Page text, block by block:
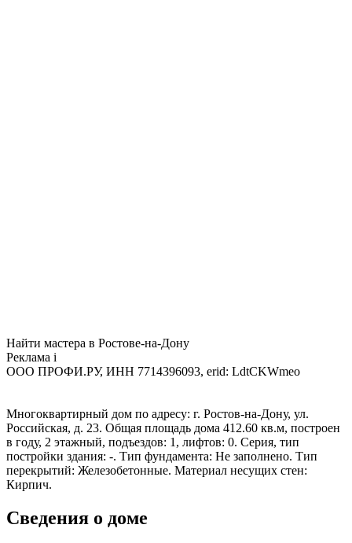
Найти мастера в Ростове-на-Дону
Реклама i
ООО ПРОФИ.РУ, ИНН 7714396093, erid: LdtCKWmeo
Многоквартирный дом по адресу: г. Ростов-на-Дону, ул.
Российская, д. 23. Общая площадь дома 412.60 кв.м, построен
в году, 2 этажный, подъездов: 1, лифтов: 0. Серия, тип
постройки здания: -. Тип фундамента: Не заполнено. Тип
перекрытий: Железобетонные. Материал несущих стен:
Кирпич.
Сведения о доме